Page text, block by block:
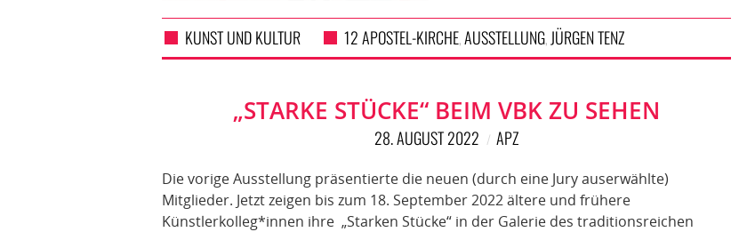
KUNST UND KULTUR 12 APOSTEL-KIRCHE,AUSSTELLUNG, JÜRGEN TENZ
„STARKE STÜCKE“ BEIM VBK ZU SEHEN
28. AUGUST 2022 APZ
Die vorige Ausstellung präsentierte die neuen (durch eine Jury auserwählte)
Mitglieder. Jetzt zeigen bis zum 18. September 2022 ältere und frühere
Künstlerkolleg*innen ihre „Starken Stücke“ in der Galerie des traditionsreichen